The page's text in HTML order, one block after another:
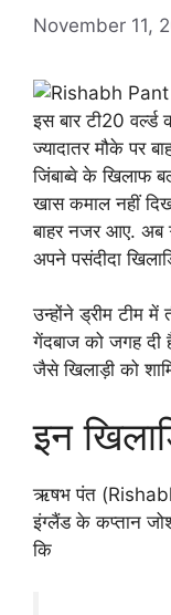
November 11,
इस बार टी20
ज्यादातर मौके पर
जिंबाब्वे के खिलाफ
खास कमाल नहीं
बाहर नजर आए.
अपने पसंदीदा
उन्होंने ड्रीम टीम
गेंदबाज को जगह दी
जैसे खिलाड़ी को
इन
ऋषभ पंत
इंग्लैंड के कप्तान
कि